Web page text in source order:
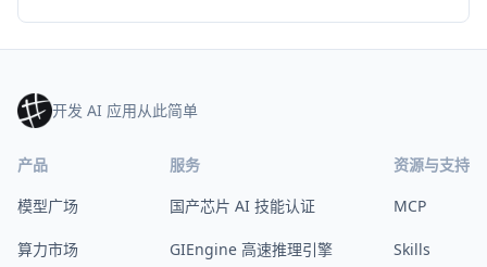
开发 AI 应用从此简单
产品
模型广场
算力市场
服务
国产芯片 AI 技能认证
GIEngine 高速推理引擎
资源与支持
MCP
Skills